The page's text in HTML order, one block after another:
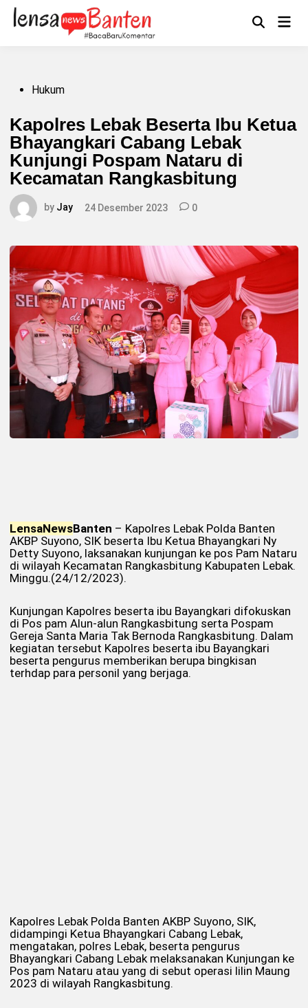
Skip
content
OpenMain
PostedHukum
Kapolres Lebak Beserta Ibu Ketua
Bhayangkari Cabang Lebak
Kunjungi Pospam Nataru di
Kecamatan Rangkasbitung
by Jay 24 Desember 2023 0
LensaNewsBanten – Kapolres Lebak Polda Banten
AKBP Suyono, SIK beserta Ibu Ketua Bhayangkari Ny
Detty Suyono, laksanakan kunjungan ke pos Pam Nataru
di wilayah Kecamatan Rangkasbitung Kabupaten Lebak.
Minggu.(24/12/2023).
Kunjungan Kapolres beserta ibu Bayangkari difokuskan
di Pos pam Alun-alun Rangkasbitung serta Pospam
Gereja Santa Maria Tak Bernoda Rangkasbitung. Dalam
kegiatan tersebut Kapolres beserta ibu Bayangkari
beserta pengurus memberikan berupa bingkisan
terhdap para personil yang berjaga.
Kapolres Lebak Polda Banten AKBP Suyono, SIK,
didampingi Ketua Bhayangkari Cabang Lebak,
mengatakan, polres Lebak, beserta pengurus
Bhayangkari Cabang Lebak melaksanakan Kunjungan ke
Pos pam Nataru atau yang di sebut operasi lilin Maung
2023 di wilayah Rangkasbitung.